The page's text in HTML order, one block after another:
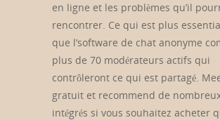
en ligne et les problèmes qu’il
rencontrer. Ce qui est plus
que l’software de chat anonyme
plus de 70 modérateurs actifs qui
contrôleront ce qui est partagé.
gratuit et recommend de
intégrés si vous souhaitez acheter